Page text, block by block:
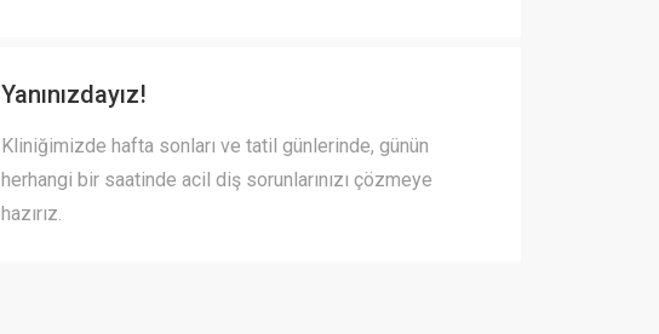
Yanınızdayız!
Kliniğimizde hafta sonları ve tatil günlerinde, günün
herhangi bir saatinde acil diş sorunlarınızı çözmeye
hazırız.